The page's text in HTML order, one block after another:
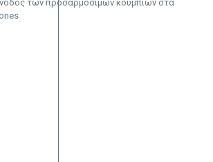
των προσαρμόσιμων κουμπιών στα